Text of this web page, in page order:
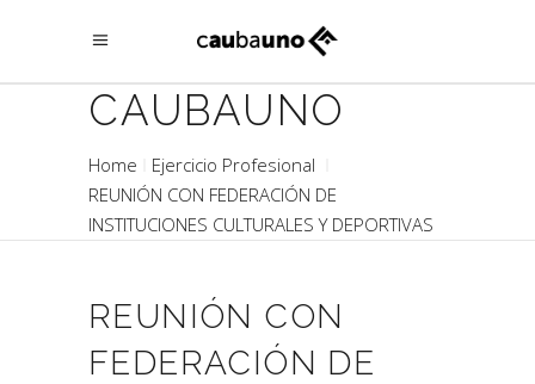
CAUBAUNO
Home
Ejercicio Profesional
REUNIÓN CON FEDERACIÓN DE
INSTITUCIONES CULTURALES Y DEPORTIVAS
REUNIÓN CON
FEDERACIÓN DE